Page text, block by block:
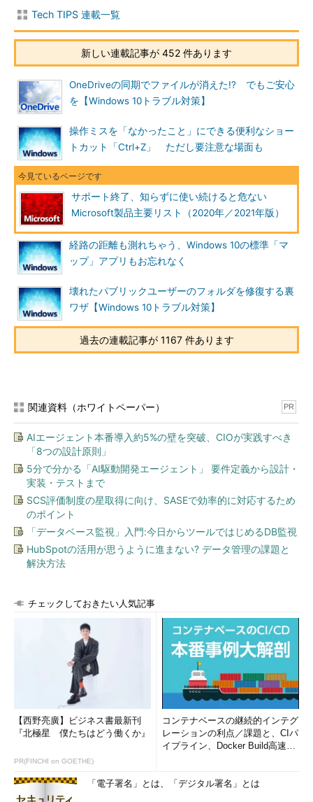
Tech TIPS 連載一覧
新しい連載記事が 452 件あります
OneDriveの同期でファイルが消えた!? でもご安心
を【Windows 10トラブル対策】
操作ミスを「なかったこと」にできる便利なショー
トカット「Ctrl+Z」 ただし要注意な場面も
サポート終了、知らずに使い続けると危ない
Microsoft製品主要リスト（2020年／2021年版）
経路の距離も測れちゃう、Windows 10の標準「マ
ップ」アプリもお忘れなく
壊れたパブリックユーザーのフォルダを修復する裏
ワザ【Windows 10トラブル対策】
過去の連載記事が 1167 件あります
関連資料（ホワイトペーパー） PR
AIエージェント本番導入約5%の壁を突破、CIOが実践すべき
「8つの設計原則」
5分で分かる「AI駆動開発エージェント」 要件定義から設計・
実装・テストまで
SCS評価制度の星取得に向け、SASEで効率的に対応するため
のポイント
「データベース監視」入門:今日からツールではじめるDB監視
HubSpotの活用が思うように進まない? データ管理の課題と
解決方法
チェックしておきたい人気記事
【西野亮廣】ビジネス書最新刊
『北極星 僕たちはどう働くか』
PR(FINCHI on GOETHE)
コンテナベースの継続的インテグ
レーションの利点／課題と、CIパ
イプライン、Docker Build高速化
「電子署名」とは、「デジタル署名」とは